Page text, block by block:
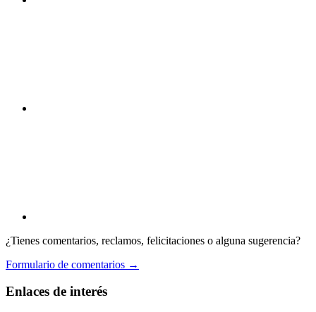
¿Tienes comentarios, reclamos, felicitaciones o alguna sugerencia?
Formulario de comentarios →
Enlaces de interés